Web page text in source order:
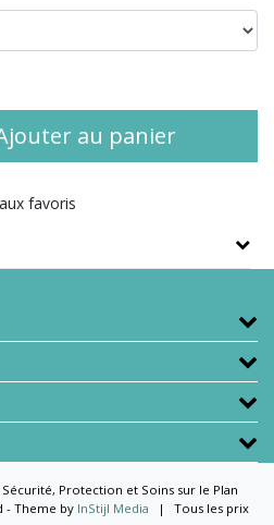
au panier
favoris
Protection et Soins sur le Plan
- Theme by InStijl Media |
Tous les prix